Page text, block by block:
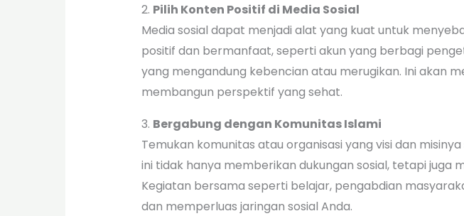
2. Pilih Konten Positif di Media Sosial
Media sosial dapat menjadi alat yang kuat untuk
positif dan bermanfaat, seperti akun yang berbagi
yang mengandung kebencian atau merugikan. Ini akan
membangun perspektif yang sehat.
3. Bergabung dengan Komunitas Islami
Temukan komunitas atau organisasi yang visi dan
ini tidak hanya memberikan dukungan sosial, tetapi
Kegiatan bersama seperti belajar, pengabdian
dan memperluas jaringan sosial Anda.